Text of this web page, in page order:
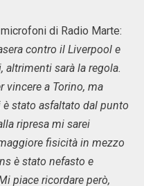
di Radio Marte:
contro il Liverpool e
altrimenti sarà la regola.
vincere a Torino, ma
stato asfaltato dal punto
ripresa mi sarei
fisicità in mezzo
è stato nefasto e
piace ricordare però,